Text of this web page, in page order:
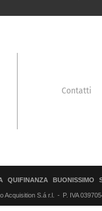
Contatti
QUIFINANZA BUONISSIMO
Acquisition S.á r.l. P. IVA